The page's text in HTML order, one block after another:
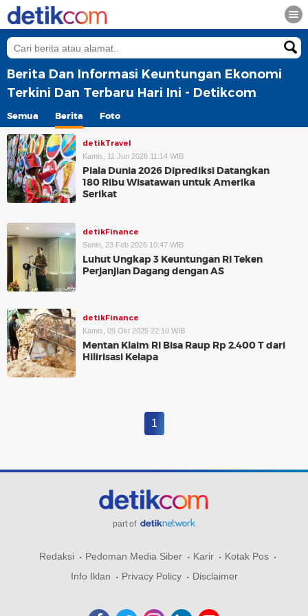
Berita Dan Informasi Keuntungan Ekonomi
Terkini Dan Terbaru Hari Ini - Detikcom
Semua Berita Foto
detikTravel
Kamis, 11 Jun 2026 11:14 WIB
Piala Dunia 2026 Diprediksi Datangkan
180 Ribu Wisatawan untuk Amerika
Serikat
detikFinance
Senin, 23 Feb 2026 10:47 WIB
Luhut Ungkap 3 Keuntungan RI Teken
Perjanjian Dagang dengan AS
detikFinance
Kamis, 09 Okt 2025 22:10 WIB
Mentan Klaim RI Bisa Raup Rp 2.400 T dari
Hilirisasi Kelapa
1
part of
Redaksi Pedoman Media Siber Karir
Kotak Pos
Info Iklan
Privacy Policy Disclaimer